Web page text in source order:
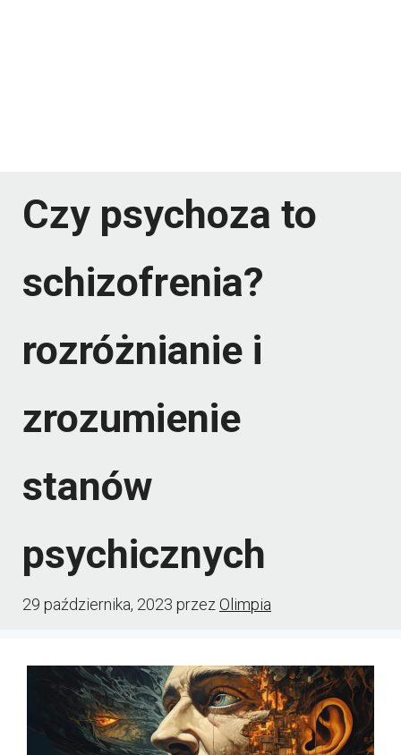
Czy psychoza to
schizofrenia?
rozróżnianie i
zrozumienie
stanów
psychicznych
29 października, 2023 przezOlimpia